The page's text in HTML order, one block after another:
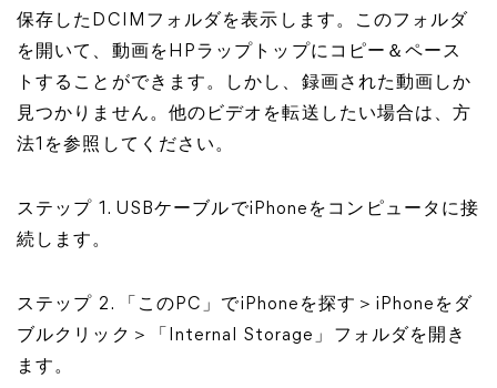
保存したDCIMフォルダを表示します。このフォルダ
を開いて、動画をHPラップトップにコピー＆ペース
トすることができます。しかし、録画された動画しか
見つかりません。他のビデオを転送したい場合は、方
法1を参照してください。
ステップ 1. USBケーブルでiPhoneをコンピュータに接
続します。
ステップ 2. 「このPC」でiPhoneを探す＞iPhoneをダ
ブルクリック＞「Internal Storage」フォルダを開き
ます。